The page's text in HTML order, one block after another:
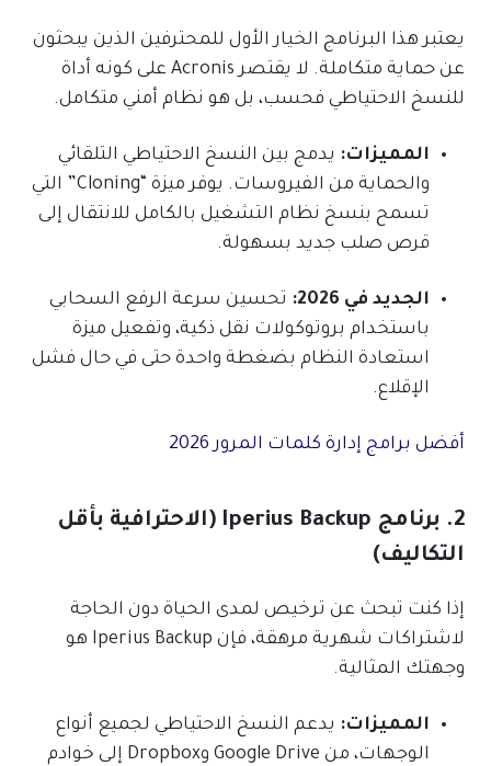
يعتبر هذا البرنامج الخيار الأول للمحترفين الذين يبحثون
عن حماية متكاملة. لا يقتصر Acronis على كونه أداة
للنسخ الاحتياطي فحسب، بل هو نظام أمني متكامل.
المميزات: يدمج بين النسخ الاحتياطي التلقائي
والحماية من الفيروسات. يوفر ميزة “Cloning” التي
تسمح بنسخ نظام التشغيل بالكامل للانتقال إلى
قرص صلب جديد بسهولة.
الجديد في 2026:
تحسين سرعة الرفع السحابي
باستخدام بروتوكولات نقل ذكية، وتفعيل ميزة
استعادة النظام بضغطة واحدة حتى في حال فشل
الإقلاع.
أفضل برامج إدارة كلمات المرور 2026
2. برنامج Iperius Backup (الاحترافية بأقل
التكاليف)
إذا كنت تبحث عن ترخيص لمدى الحياة دون الحاجة
لاشتراكات شهرية مرهقة، فإن Iperius Backup هو
وجهتك المثالية.
المميزات: يدعم النسخ الاحتياطي لجميع أنواع
الوجهات، من Google Drive وDropbox إلى خوادم